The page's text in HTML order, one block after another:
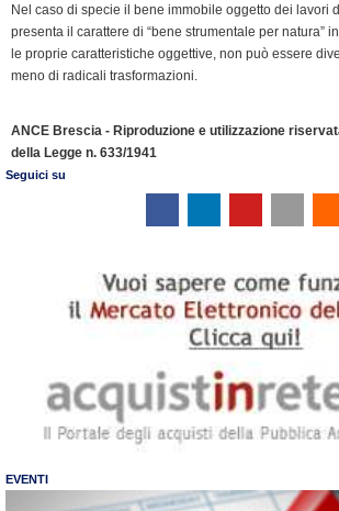
Nel caso di specie il bene immobile oggetto dei lavori
presenta il carattere di “bene strumentale per natura”
le proprie caratteristiche oggettive, non può essere
meno di radicali trasformazioni.
ANCE Brescia - Riproduzione e utilizzazione
della Legge n. 633/1941
Seguici su
EVENTI